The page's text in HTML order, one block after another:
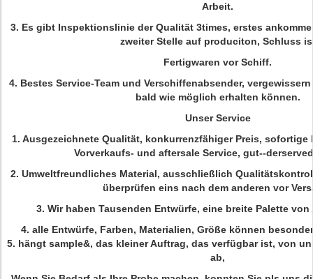
Arbeit.
3. Es gibt Inspektionslinie der Qualität 3times, erstes
zweiter Stelle auf produciton, Schluss
Fertigwaren vor Schiff.
4. Bestes Service-Team und Verschiffenabsender,
bald wie möglich erhalten können.
Unser Service
1. Ausgezeichnete Qualität, konkurrenzfähiger Preis, sofortige
Vorverkaufs- und aftersale Service, gut--
2. Umweltfreundliches Material, ausschließlich
überprüfen eins nach dem anderen vor
3. Wir haben Tausenden Entwürfe, eine breite Palette
4. alle Entwürfe, Farben, Materialien, Größe können
5. hängt sample&, das kleiner Auftrag, das verfügbar ist, von
ab,